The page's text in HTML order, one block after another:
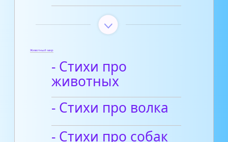
Животный мир
- Стихи про
животных
- Стихи про волка
- Cтихи про собак